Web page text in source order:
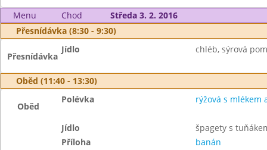
Menu Chod
Středa 3. 2. 2016
Přesnídávka (8:30 - 9:30)
Přesnídávka
Jídlo chléb, sýrová
Oběd (11:40 - 13:30)
Oběd
Polévka rýžová s mlékem
Jídlo
špagety s
Příloha
banán